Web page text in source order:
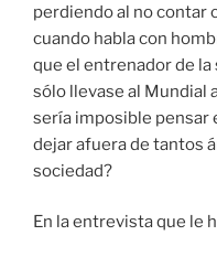
perdiendo al no contar
cuando habla con
que el entrenador de
sólo llevase al Mundial
sería imposible pensar
dejar afuera de tantos
sociedad?
En la entrevista que le